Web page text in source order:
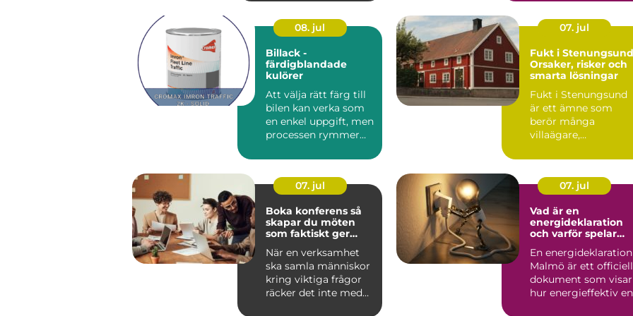
byggproj...
08. jul
Billack -
färdigblandade
kulörer
Att välja rätt färg till
bilen kan verka som
en enkel uppgift, men
processen rymmer
07. jul
Fukt i
Orsaker, risker och
smarta lösningar
Fukt i Stenungsund
är ett ämne som
berör många
villaägare,
07. jul
Boka konferens så
skapar du möten
som faktiskt ger
När en verksamhet
ska samla människor
kring viktiga frågor
räcker det inte med
07. jul
Vad är en
energideklaration
och varför spelar
En energideklaration
Malmö är ett
dokument som visar
hur energieffektiv en